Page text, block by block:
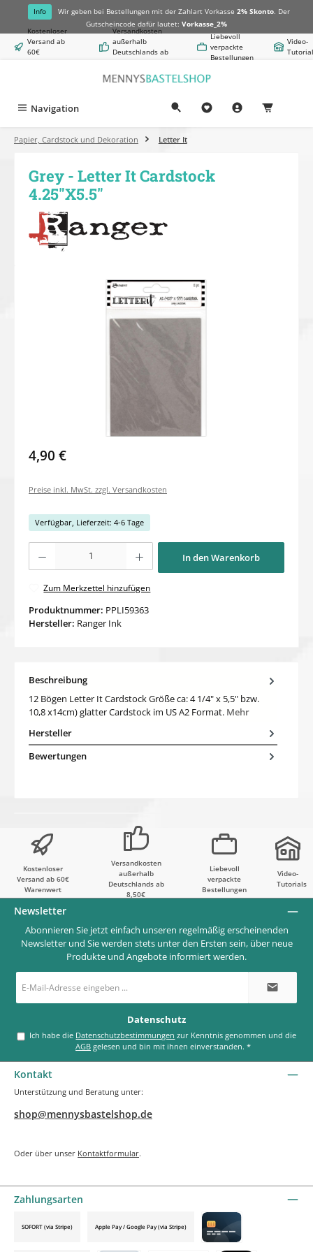
springen
Info Wir geben bei Bestellungen mit der Zahlart Vorkasse 2% Skonto. Der
Gutscheincode dafür lautet: Vorkasse_2%
Kostenloser
Versand ab
60€
Versandkosten
außerhalb
Deutschlands ab
Liebevoll
verpackte
Bestellungen
Video-
Navigation
Papier, Cardstock und Dekoration Letter It
Grey - Letter It Cardstock
4.25"X5.5"
Bildergalerie überspringen
4,90 €
Preise inkl. MwSt. zzgl. Versandkosten
Verfügbar, Lieferzeit: 4-6 Tage
Produkt Anzahl: Gib den gewünschten Wert ein oder benutze die Schaltflächen um
In den Warenkorb
Zum Merkzettel hinzufügen
Produktnummer: PPLI59363
Hersteller: Ranger Ink
Beschreibung
12 Bögen Letter It Cardstock Größe ca: 4 1/4" x 5,5" bzw.
10,8 x14cm) glatter Cardstock im US A2 Format. Mehr
Hersteller
Bewertungen
Kostenloser
Versand ab 60€
Warenwert
Versandkosten
außerhalb
Deutschlands ab
8,50€
Liebevoll
verpackte
Bestellungen
Video-
Tutorials
Newsletter
Abonnieren Sie jetzt einfach unseren regelmäßig erscheinenden
Newsletter und Sie werden stets unter den Ersten sein, über neue
Produkte und Angebote informiert werden.
Mail-
*
Datenschutz
Ich habe die Datenschutzbestimmungen
AGB gelesen und bin mit ihnen einverstanden.*
Kontakt
Unterstützung und Beratung unter:
shop@mennysbastelshop.de
Oder über unser Kontaktformular.
Zahlungsarten
SOFORT (via Stripe) Apple Pay / Google Pay (via Stripe)
Credit card by mollie